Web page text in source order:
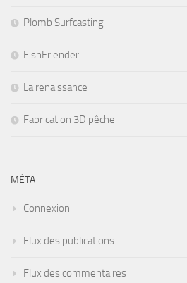
Plomb Surfcasting
FishFriender
La renaissance
Fabrication 3D pêche
MÉTA
Connexion
Flux des publications
Flux des commentaires